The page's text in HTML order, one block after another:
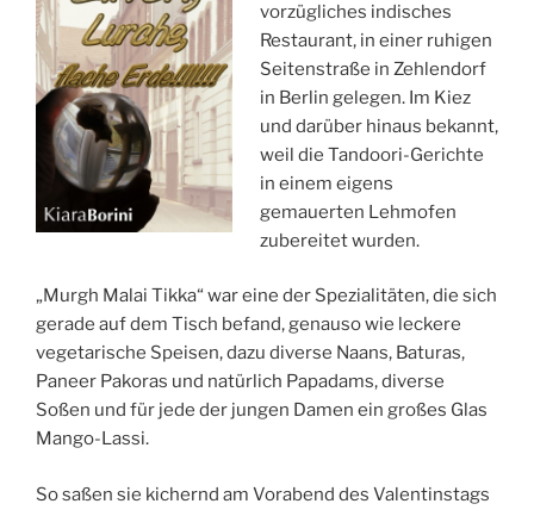
vorzügliches indisches
Restaurant, in einer ruhigen
Seitenstraße in Zehlendorf
in Berlin gelegen. Im Kiez
und darüber hinaus bekannt,
weil die Tandoori-Gerichte
in einem eigens
gemauerten Lehmofen
zubereitet wurden.
„Murgh Malai Tikka“ war eine der Spezialitäten, die sich
gerade auf dem Tisch befand, genauso wie leckere
vegetarische Speisen, dazu diverse Naans, Baturas,
Paneer Pakoras und natürlich Papadams, diverse
Soßen und für jede der jungen Damen ein großes Glas
Mango-Lassi.
So saßen sie kichernd am Vorabend des Valentinstags